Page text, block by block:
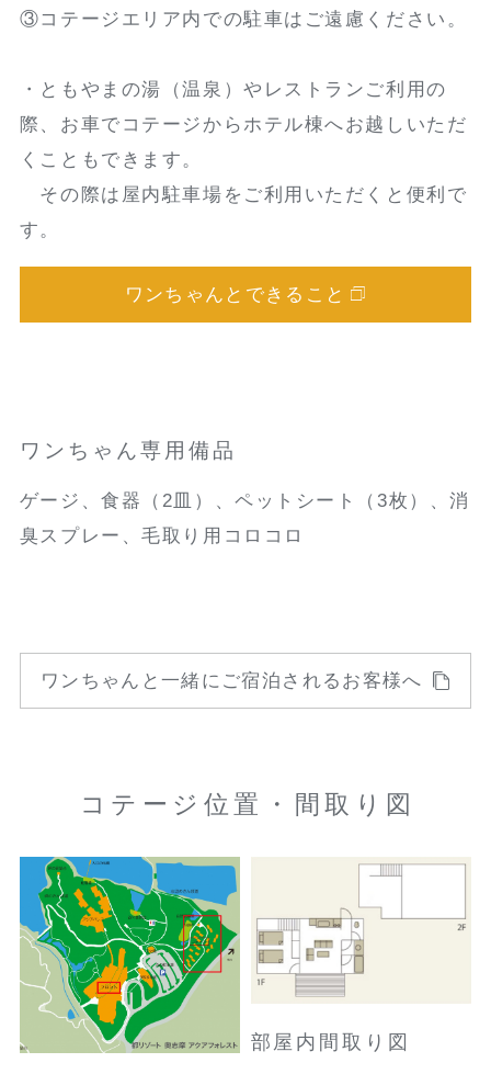
③コテージエリア内での駐車はご遠慮ください。
・ともやまの湯（温泉）やレストランご利用の
際、お車でコテージからホテル棟へお越しいただ
くこともできます。
その際は屋内駐車場をご利用いただくと便利で
す。
ワンちゃんとできること
ワンちゃん専用備品
ゲージ、食器（2皿）、ペットシート（3枚）、消
臭スプレー、毛取り用コロコロ
ワンちゃんと一緒にご宿泊されるお客様へ
コテージ位置・間取り図
部屋内間取り図